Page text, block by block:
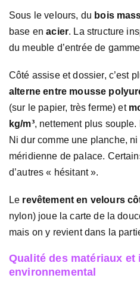
Sous le velours, du bois
base enacier. La structure
du meuble d’entrée de
Côté assise et dossier, c’est
alterne entre mousse
(sur le papier, très ferme) et
kg/m³, nettement plus
Ni dur comme une planche,
méridienne de palace.
d’autres « hésitant ».
Le revêtement en velours
nylon) joue la carte de la
mais on y revient dans la
Qualité des matériaux et
environnemental